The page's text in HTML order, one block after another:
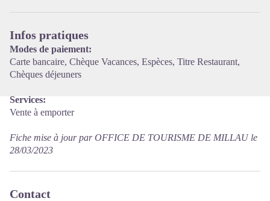
Infos pratiques
Modes de paiement:
Carte bancaire, Chèque Vacances, Espèces, Titre Restaurant,
Chèques déjeuners
Services:
Vente à emporter
Fiche mise à jour par OFFICE DE TOURISME DE MILLAU le
28/03/2023
Contact